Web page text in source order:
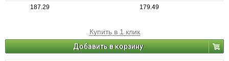
187.29 179.49
Купить в 1 клик
Добавить в корзину